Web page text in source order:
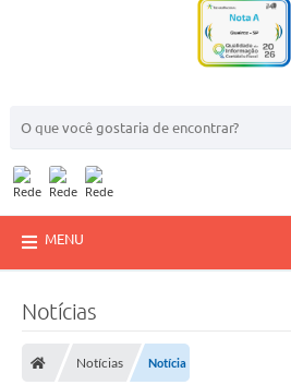
MENU
Notícias
Notícias Notícia